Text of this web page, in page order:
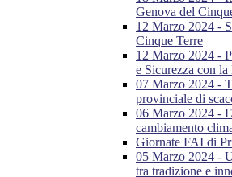
Genova del
12 Marzo 2024 -
Cinque Terre
12 Marzo 2024 -
e Sicurezza con
07 Marzo 2024 -
provinciale di
06 Marzo 2024 -
cambiamento
Giornate FAI di
05 Marzo 2024 -
tra tradizione e